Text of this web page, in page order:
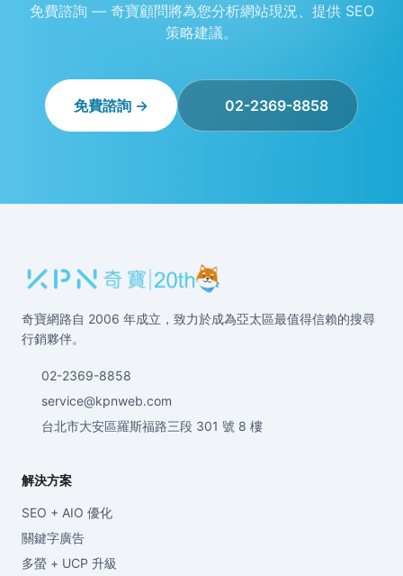
免費諮詢 — 奇寶顧問將為您分析網站現況、提供 SEO
策略建議。
免費諮詢 → 02-2369-8858
奇寶網路自 2006 年成立，致力於成為亞太區最值得信賴的搜尋
行銷夥伴。
02-2369-8858
service@kpnweb.com
台北市大安區羅斯福路三段 301 號 8 樓
解決方案
SEO + AIO 優化
關鍵字廣告
多螢 + UCP 升級